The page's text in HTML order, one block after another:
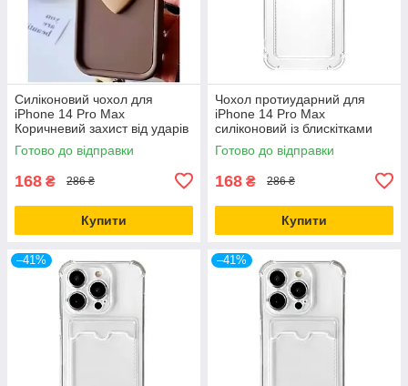
Силіконовий чохол для
iPhone 14 Pro Max
Коричневий захист від ударів
і подряпин для щоденного
використання
Готово до відправки
168 ₴ 286 ₴
Купити
Чохол протиударний для
iPhone 14 Pro Max
силіконовий із блискітками
захист від падінь і подряпин
Готово до відправки
168 ₴ 286 ₴
Купити
–41% –41%